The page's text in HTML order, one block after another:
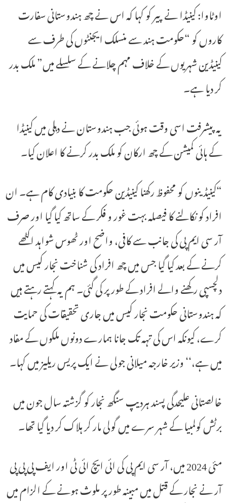
اوٹاوا: کینیڈا نے پیر کو کہا کہ اس نے چھ ہندوستانی سفارت
کاروں کو “حکومت ہند سے منسلک ایجنٹوں کی طرف سے
کینیڈین شہریوں کے خلاف مہم چلانے کے سلسلے میں” ملک بدر
کر دیا ہے۔
یہ پیشرفت اسی وقت ہوئی جب ہندوستان نے دہلی میں کینیڈا
کے ہائی کمیشن کے چھ ارکان کو ملک بدر کرنے کا اعلان کیا۔
“کینیڈینوں کو محفوظ رکھنا کینیڈین حکومت کا بنیادی کام ہے۔ ان
افراد کو نکالنے کا فیصلہ بہت غور و فکر کے ساتھ کیا گیا اور صرف
آر سی ایم پی کی جانب سے کافی، واضح اور ٹھوس شواہد اکٹھے
کرنے کے بعد کیا گیا جس میں چھ افراد کی شناخت نجار کیس میں
دلچسپی رکھنے والے افراد کے طور پر کی گئی۔ ہم یہ کہتے رہتے ہیں
کہ ہندوستانی حکومت نجار کیس میں جاری تحقیقات کی حمایت
کرے، کیونکہ اس کی تہہ تک جانا ہمارے دونوں ملکوں کے مفاد
میں ہے،‘‘ وزیر خارجہ میلانی جولی نے ایک پریس ریلیز میں کہا۔
خالصتانی علیحدگی پسند ہردیپ سنگھ نجار کو گزشتہ سال جون میں
برٹش کولمبیا کے شہر سرے میں گولی مار کر ہلاک کر دیا گیا تھا۔
مئی 2024 میں، آر سی ایم پی کی ائی ایچ ائی ٹی اور ایف پی پی پی
آر نے نجار کے قتل میں مبینہ طور پر ملوث ہونے کے الزام میں